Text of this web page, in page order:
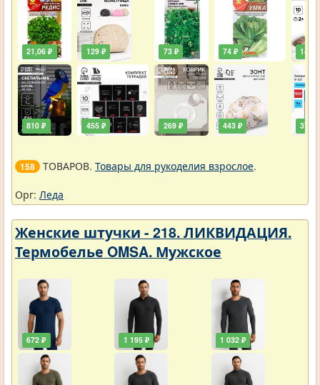
21,06 ₽
810 ₽
129 ₽
455 ₽
73 ₽
269 ₽
74 ₽
443 ₽
146 ₽
378 ₽
158 ТОВАРОВ. Товары для рукоделия взрослое.
Орг: Леда
Женские штучки - 218. ЛИКВИДАЦИЯ.
Термобелье OMSA. Мужское
672 ₽ 1 195 ₽ 1 032 ₽